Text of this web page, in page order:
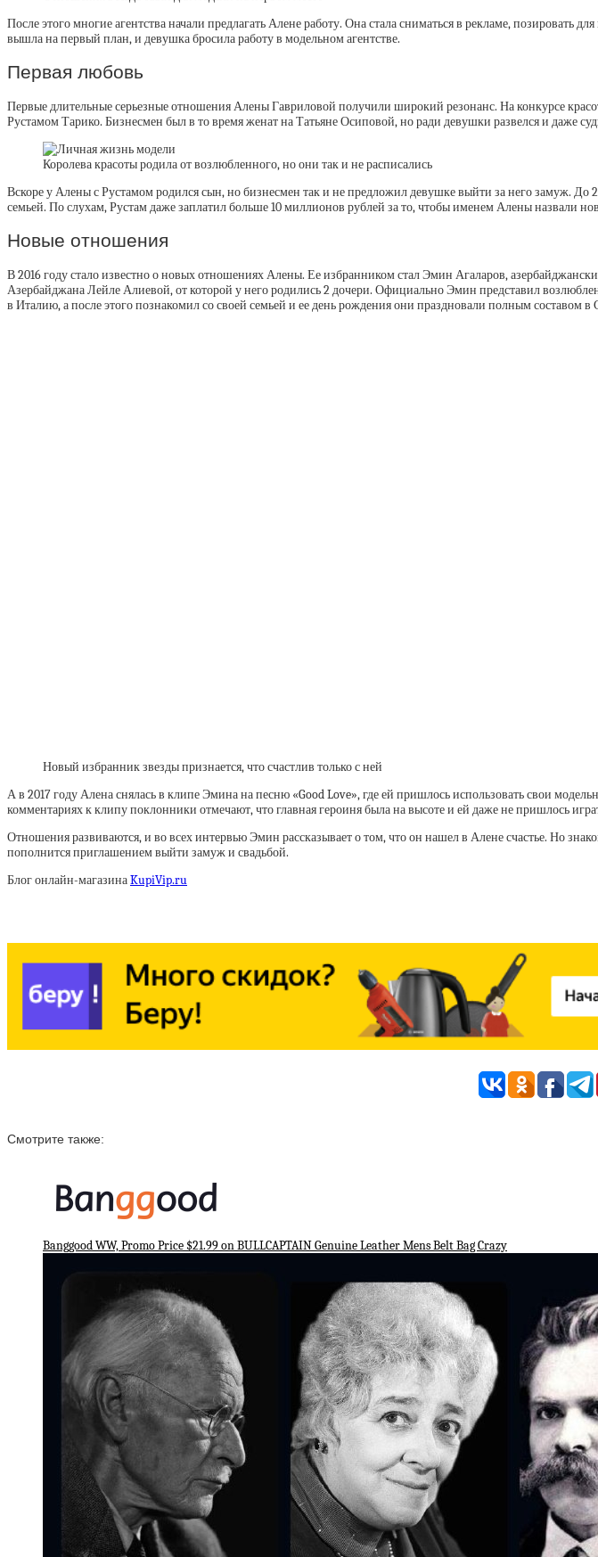
После этого многие агентства начали предлагать Алене работу. Она стала сниматься в рекламе,
вышла на первый план, и девушка бросила работу в модельном агентстве.
Первая любовь
Первые длительные серьезные отношения Алены Гавриловой получили широкий резонанс. На конкурсе
Рустамом Тарико. Бизнесмен был в то время женат на Татьяне Осиповой, но ради девушки развелся и даже
Королева красоты родила от возлюбленного, но они так и не расписались
Вскоре у Алены с Рустамом родился сын, но бизнесмен так и не предложил девушке выйти за него замуж. До
семьей. По слухам, Рустам даже заплатил больше 10 миллионов рублей за то, чтобы именем Алены назвали
Новые отношения
В 2016 году стало известно о новых отношениях Алены. Ее избранником стал Эмин Агаларов,
Азербайджана Лейле Алиевой, от которой у него родились 2 дочери. Официально Эмин представил
в Италию, а после этого познакомил со своей семьей и ее день рождения они праздновали полным составом в
Новый избранник звезды признается, что счастлив только с ней
А в 2017 году Алена снялась в клипе Эмина на песню «Good Love», где ей пришлось использовать свои
комментариях к клипу поклонники отмечают, что главная героиня была на высоте и ей даже не пришлось
Отношения развиваются, и во всех интервью Эмин рассказывает о том, что он нашел в Алене счастье. Но
пополнится приглашением выйти замуж и свадьбой.
Блог онлайн-магазинаKupiVip.ru
Смотрите также:
Banggood WW, Promo Price $21.99 on BULLCAPTAIN Genuine Leather Mens Belt Bag Crazy